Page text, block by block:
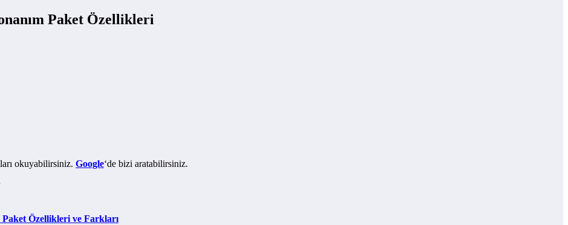
Paket Özellikleri
okuyabilirsiniz. Google‘de bizi aratabilirsiniz.
Özellikleri ve Farkları